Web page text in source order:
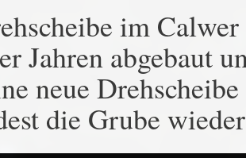
im
Jahren abgebaut
neue
die Grube